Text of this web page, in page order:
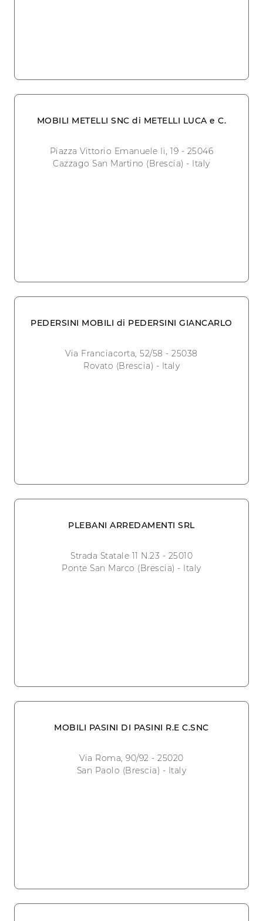
MOBILI METELLI SNC di METELLI LUCA e C.
Piazza Vittorio Emanuele Ii, 19 - 25046
Cazzago San Martino (Brescia) - Italy
PEDERSINI MOBILI di PEDERSINI GIANCARLO
Via Franciacorta, 52/58 - 25038
Rovato (Brescia) - Italy
PLEBANI ARREDAMENTI SRL
Strada Statale 11 N.23 - 25010
Ponte San Marco (Brescia) - Italy
MOBILI PASINI DI PASINI R.E C.SNC
Via Roma, 90/92 - 25020
San Paolo (Brescia) - Italy